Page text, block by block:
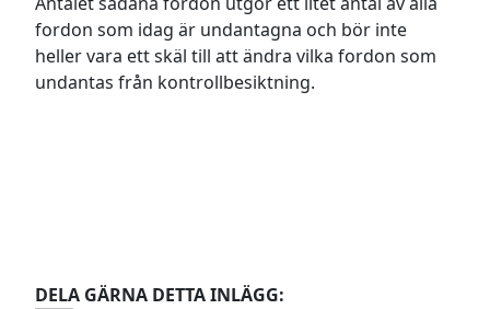
fordon som idag är undantagna och bör inte
heller vara ett skäl till att ändra vilka fordon som
undantas från kontrollbesiktning.
DELA GÄRNA DETTA INLÄGG: